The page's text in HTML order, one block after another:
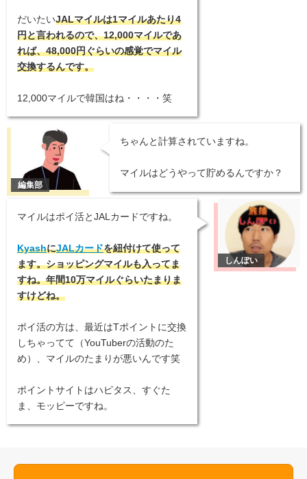
だいたいJALマイルは1マイルあたり4
円と言われるので、12,000マイルであ
れば、48,000円ぐらいの感覚でマイル
交換するんです。
12,000マイルで韓国はね・・・・笑
ちゃんと計算されていますね。
マイルはどうやって貯めるんですか？
マイルはポイ活とJALカードですね。
KyashにJALカードを紐付けて使って
ます。ショッピングマイルも入ってま
すね。年間10万マイルぐらいたまりま
すけどね。
ポイ活の方は、最近はTポイントに交換
しちゃってて（YouTuberの活動のた
め）、マイルのたまりが悪いんです笑
ポイントサイトはハピタス、すぐた
ま、モッピーですね。